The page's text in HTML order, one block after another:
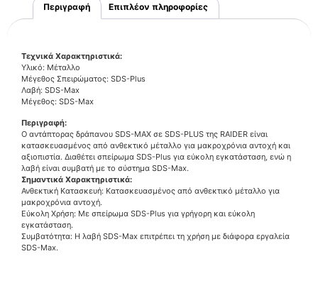
Περιγραφή Επιπλέον πληροφορίες
Τεχνικά Χαρακτηριστικά:
Υλικό: Μέταλλο
Μέγεθος Σπειρώματος: SDS-Plus
Λαβή: SDS-Max
Μέγεθος: SDS-Max
Περιγραφή:
Ο αντάπτορας δράπανου SDS-MAX σε SDS-PLUS της RAIDER είναι
κατασκευασμένος από ανθεκτικό μέταλλο για μακροχρόνια αντοχή και
αξιοπιστία. Διαθέτει σπείρωμα SDS-Plus για εύκολη εγκατάσταση, ενώ η
λαβή είναι συμβατή με το σύστημα SDS-Max.
Σημαντικά Χαρακτηριστικά:
Ανθεκτική Κατασκευή: Κατασκευασμένος από ανθεκτικό μέταλλο για
μακροχρόνια αντοχή.
Εύκολη Χρήση: Με σπείρωμα SDS-Plus για γρήγορη και εύκολη
εγκατάσταση.
Συμβατότητα: Η λαβή SDS-Max επιτρέπει τη χρήση με διάφορα εργαλεία
SDS-Max.